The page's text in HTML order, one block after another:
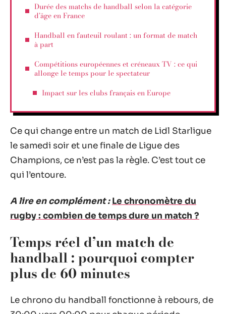
Durée des matchs de handball selon la catégorie
d’âge en France
Handball en fauteuil roulant : un format de match
à part
Compétitions européennes et créneaux TV : ce qui
allonge le temps pour le spectateur
Impact sur les clubs français en Europe
Ce qui change entre un match de Lidl Starligue
le samedi soir et une finale de Ligue des
Champions, ce n’est pas la règle. C’est tout ce
qui l’entoure.
A lire en complément : Le chronomètre du
rugby : combien de temps dure un match ?
Temps réel d’un match de
handball : pourquoi compter
plus de 60 minutes
Le chrono du handball fonctionne à rebours, de